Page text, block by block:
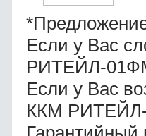
Если у Вас
РИТЕЙЛ-
Если у Вас
ККМ